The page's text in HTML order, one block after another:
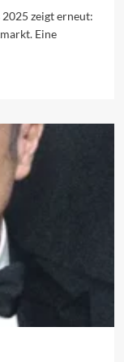
zeigt erneut:
Eine